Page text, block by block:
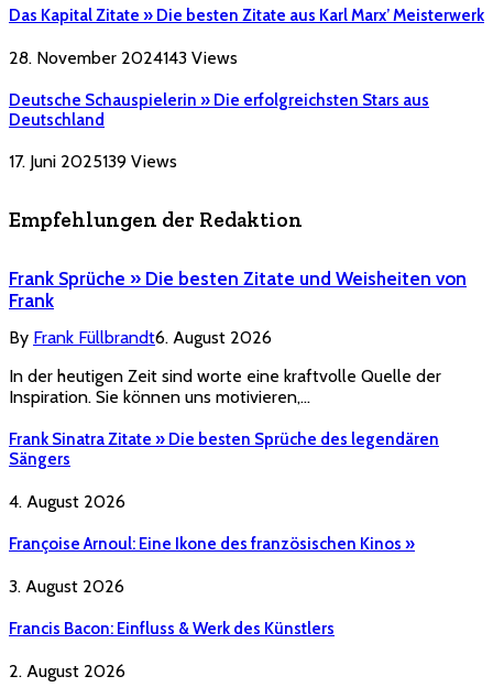
Das Kapital Zitate » Die besten Zitate aus Karl Marx’ Meisterwerk
28. November 2024143 Views
Deutsche Schauspielerin » Die erfolgreichsten Stars aus
Deutschland
17. Juni 2025139 Views
Empfehlungen der Redaktion
Frank Sprüche » Die besten Zitate und Weisheiten von
Frank
By Frank Füllbrandt6. August 2026
In der heutigen Zeit sind worte eine kraftvolle Quelle der
Inspiration. Sie können uns motivieren,…
Frank Sinatra Zitate » Die besten Sprüche des legendären
Sängers
4. August 2026
Françoise Arnoul: Eine Ikone des französischen Kinos »
3. August 2026
Francis Bacon: Einfluss & Werk des Künstlers
2. August 2026